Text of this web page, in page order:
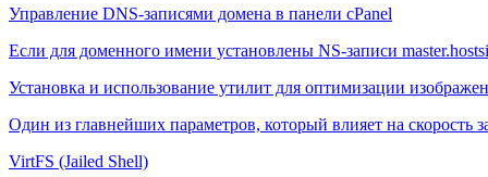
Управление DNS-записями домена в панели cPanel
Если для доменного имени установлены NS-записи
Установка и использование утилит для оптимизации
Один из главнейших параметров, который влияет на скорость
VirtFS (Jailed Shell)